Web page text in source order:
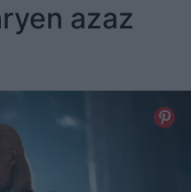
azaz